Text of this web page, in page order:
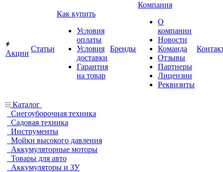
Акции
Статьи
Как купить
Условия
оплаты
Условия
доставки
Гарантия
на товар
Бренды
Компания
О
компании
Новости
Команда
Отзывы
Партнеры
Лицензии
Реквизиты
Каталог
Снегоуборочная техника
Садовая техника
Инструменты
Мойки высокого давления
Аккумуляторные моторы
Товары для авто
Аккумуляторы и ЗУ